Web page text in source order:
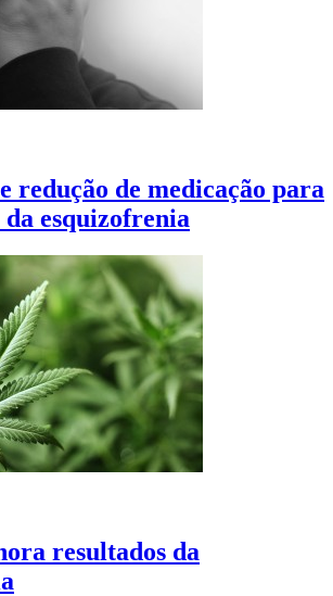
redução de medicação para
esquizofrenia
resultados da